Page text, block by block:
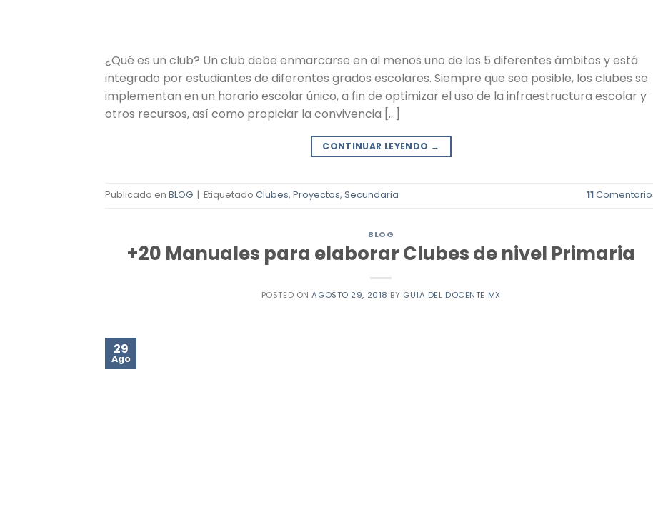
¿Qué es un club? Un club debe enmarcarse en al menos uno de los 5 diferentes ámbitos y está
integrado por estudiantes de diferentes grados escolares. Siempre que sea posible, los clubes se
implementan en un horario escolar único, a fin de optimizar el uso de la infraestructura escolar y
otros recursos, así como propiciar la convivencia […]
CONTINUAR LEYENDO →
Publicado en BLOG | Etiquetado Clubes, Proyectos, Secundaria 11
BLOG
+20 Manuales para elaborar Clubes de nivel Primaria
POSTED ONAGOSTO 29, 2018 BY GUÍA DEL DOCENTE MX
29
Ago